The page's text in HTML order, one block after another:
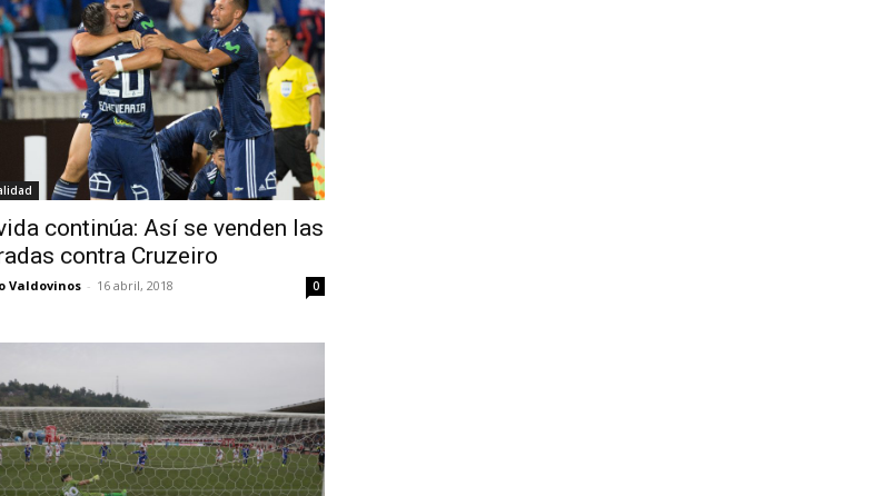
continúa: Así se venden las
contra Cruzeiro
Valdovinos - 16 abril, 2018 0